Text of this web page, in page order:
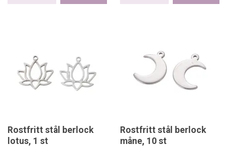
Rostfritt stål berlock
lotus, 1 st
Rostfritt stål berlock
måne, 10 st